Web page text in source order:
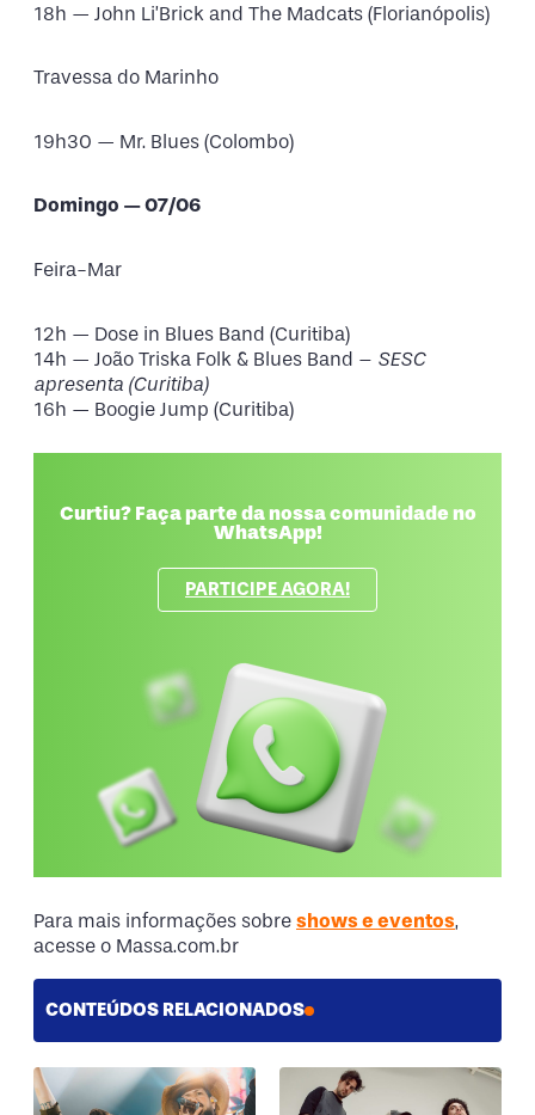
18h — John Li’Brick and The Madcats (Florianópolis)
Travessa do Marinho
19h30 — Mr. Blues (Colombo)
Domingo — 07/06
Feira-Mar
12h — Dose in Blues Band (Curitiba)
14h — João Triska Folk & Blues Band – SESC
apresenta (Curitiba)
16h — Boogie Jump (Curitiba)
Curtiu? Faça parte da nossa comunidade no
WhatsApp!
PARTICIPE AGORA!
Para mais informações sobre shows e eventos,
acesse o Massa.com.br
CONTEÚDOS RELACIONADOS